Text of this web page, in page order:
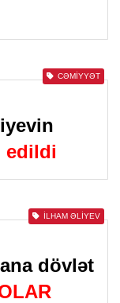
CƏMIYYƏT
edildi
İLHAM ƏLIYEV
dövlət